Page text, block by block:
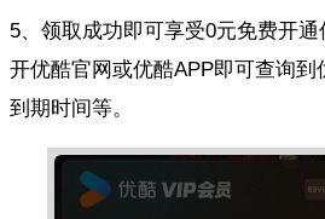
5、领取成功即可享受0元免费开
开优酷官网或优酷APP即可查询
到期时间等。